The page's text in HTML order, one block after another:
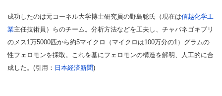
成功したのは元コーネル大学博士研究員の野島聡氏（現在は信越化学工
業主任技術員）らのチーム。分析方法などを工夫し、チャバネゴキブリ
のメス1万5000匹から約5マイクロ（マイクロは100万分の1）グラムの
性フェロモンを採取。これを基にフェロモンの構造を解明、人工的に合
成した。(引用： 日本経済新聞)